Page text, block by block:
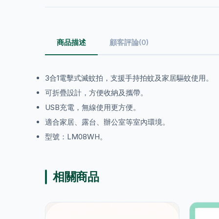
商品描述 顧客評論(0)
3合1電擊式滅蚊拍，支援手持拍蚊及家居驅蚊使用。
可折疊設計，方便收納及攜帶。
USB充電，無線使用更方便。
適合家居、露台、辦公室等室內環境。
型號：LM08WH。
相關商品